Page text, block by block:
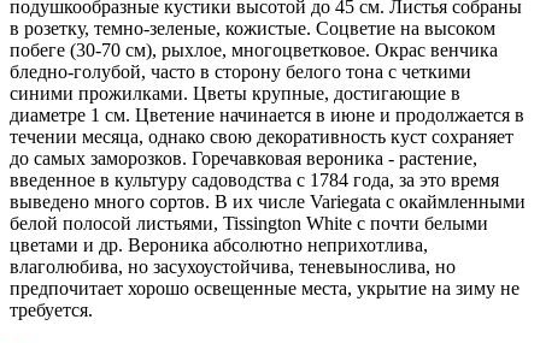
подушкообразные кустики высотой до 45 см. Листья собраны
в розетку, темно-зеленые, кожистые. Соцветие на высоком
побеге (30-70 см), рыхлое, многоцветковое. Окрас венчика
бледно-голубой, часто в сторону белого тона с четкими
синими прожилками. Цветы крупные, достигающие в
диаметре 1 см. Цветение начинается в июне и продолжается в
течении месяца, однако свою декоративность куст сохраняет
до самых заморозков. Горечавковая вероника - растение,
введенное в культуру садоводства с 1784 года, за это время
выведено много сортов. В их числе Variegata с окаймленными
белой полосой листьями, Tissington White с почти белыми
цветами и др. Вероника абсолютно неприхотлива,
влаголюбива, но засухоустойчива, теневынослива, но
предпочитает хорошо освещенные места, укрытие на зиму не
требуется.